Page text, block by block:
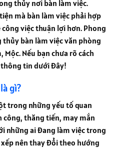
thủy nơi bàn làm việc.
mà bàn làm việc phải hợp
việc thuận lợi hơn. Phong
thủy bàn làm việc văn phòng
Mộc. Nếu bạn chưa rõ cách
tin dưới đây!
gì?
trong những yếu tố quan
thăng tiến, may mắn
những ai đang làm việc trong
nên thay đổi theo hướng